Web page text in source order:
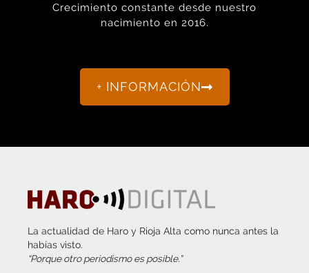
Crecimiento constante desde nuestro
nacimiento en 2016.
+ INFORMACIÓN
La actualidad de Haro y Rioja Alta como nunca antes la
habías visto.
“Porque otro periodismo es posible.”